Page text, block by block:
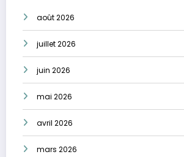
août 2026
juillet 2026
juin 2026
mai 2026
avril 2026
mars 2026